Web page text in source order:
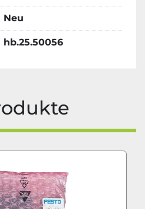
Neu
hb.25.50056